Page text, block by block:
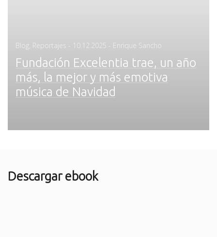
Blog Reportajes - Posted
10.12.2025 - Enrique Sancho
Fundación Excelentia trae, un año
más, la mejor y más emotiva
música de Navidad
Descargar ebook